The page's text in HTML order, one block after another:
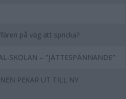
på väg att spricka?
SKOLAN – "JÄTTESPÄNNANDE"
PEKAR UT TILL NY